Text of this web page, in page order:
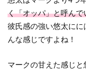
く「オッパ」と呼んで
彼氏感の強い悠太に
んな感じですよね！
マークの甘えた感じ